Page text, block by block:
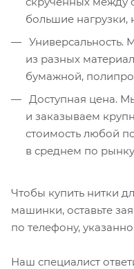
большие нагрузки,
из разных
бумажной,
Доступная цена.
и заказываем
стоимость любой
в среднем по
Чтобы купить нитки
машинки, оставьте
по телефону,
Наш специалист